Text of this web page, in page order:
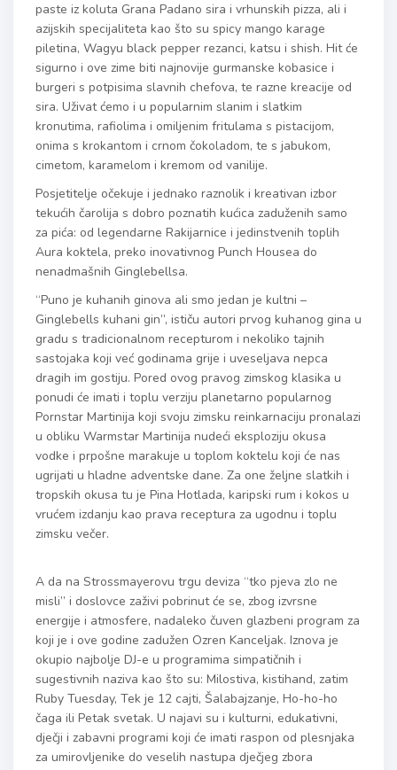
paste iz koluta Grana Padano sira i vrhunskih pizza, ali i
azijskih specijaliteta kao što su spicy mango karage
piletina, Wagyu black pepper rezanci, katsu i shish. Hit će
sigurno i ove zime biti najnovije gurmanske kobasice i
burgeri s potpisima slavnih chefova, te razne kreacije od
sira. Uživat ćemo i u popularnim slanim i slatkim
kronutima, rafiolima i omiljenim fritulama s pistacijom,
onima s krokantom i crnom čokoladom, te s jabukom,
cimetom, karamelom i kremom od vanilije.
Posjetitelje očekuje i jednako raznolik i kreativan izbor
tekućih čarolija s dobro poznatih kućica zaduženih samo
za pića: od legendarne Rakijarnice i jedinstvenih toplih
Aura koktela, preko inovativnog Punch Housea do
nenadmašnih Ginglebellsa.
“Puno je kuhanih ginova ali smo jedan je kultni –
Ginglebells kuhani gin”, ističu autori prvog kuhanog gina u
gradu s tradicionalnom recepturom i nekoliko tajnih
sastojaka koji već godinama grije i uveseljava nepca
dragih im gostiju. Pored ovog pravog zimskog klasika u
ponudi će imati i toplu verziju planetarno popularnog
Pornstar Martinija koji svoju zimsku reinkarnaciju pronalazi
u obliku Warmstar Martinija nudeći eksploziju okusa
vodke i prpošne marakuje u toplom koktelu koji će nas
ugrijati u hladne adventske dane. Za one željne slatkih i
tropskih okusa tu je Pina Hotlada, karipski rum i kokos u
vrućem izdanju kao prava receptura za ugodnu i toplu
zimsku večer.
A da na Strossmayerovu trgu deviza “tko pjeva zlo ne
misli” i doslovce zaživi pobrinut će se, zbog izvrsne
energije i atmosfere, nadaleko čuven glazbeni program za
koji je i ove godine zadužen Ozren Kanceljak. Iznova je
okupio najbolje DJ-e u programima simpatičnih i
sugestivnih naziva kao što su: Milostiva, kistihand, zatim
Ruby Tuesday, Tek je 12 cajti, Šalabajzanje, Ho-ho-ho
čaga ili Petak svetak. U najavi su i kulturni, edukativni,
dječji i zabavni programi koji će imati raspon od plesnjaka
za umirovljenike do veselih nastupa dječjeg zbora